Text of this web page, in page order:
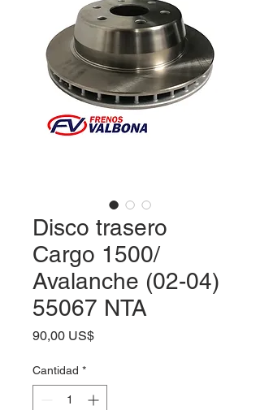
Disco trasero
Cargo 1500/
Avalanche (02-04)
55067 NTA
90,00 US$Precio
Cantidad *